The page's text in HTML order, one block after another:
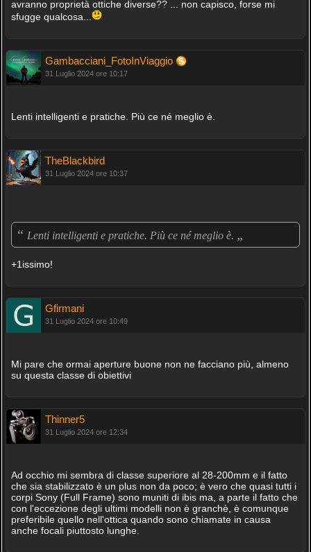
avranno proprietà ottiche diverse?? ... non capisco, forse mi
sfugge qualcosa...
Gambacciani_FotoInViaggio
31 Luglio 2024 ore 10:17
Lenti intelligenti e pratiche. Più ce né meglio è.
TheBlackbird
31 Luglio 2024 ore 10:37
“ Lenti intelligenti e pratiche. Più ce né meglio è. „
+1issimo!
Gfirmani
31 Luglio 2024 ore 10:49
Mi pare che ormai aperture buone non ne facciano più, almeno
su questa classe di obiettivi
Thinner5
31 Luglio 2024 ore 12:34
Ad occhio mi sembra di classe superiore al 28-200mm e il fatto
che sia stabilizzato è un plus non da poco; è vero che quasi tutti i
corpi Sony (Full Frame) sono muniti di ibis ma, a parte il fatto che
con l'eccezione degli ultimi modelli non è granchè, è comunque
preferibile quello nell'ottica quando sono chiamate in causa
anche focali piuttosto lunghe.